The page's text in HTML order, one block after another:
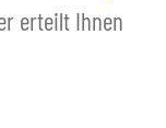
erteilt Ihnen